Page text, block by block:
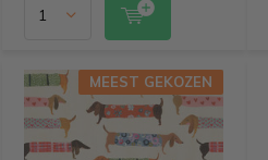
MEEST GEKOZEN